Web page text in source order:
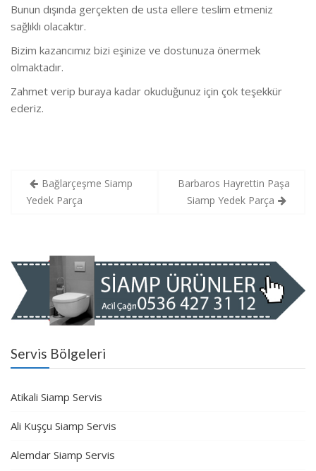
Bunun dışında gerçekten de usta ellere teslim etmeniz
sağlıklı olacaktır.
Bizim kazancımız bizi eşinize ve dostunuza önermek
olmaktadır.
Zahmet verip buraya kadar okuduğunuz için çok teşekkür
ederiz.
Yazı
gezinmesi
Bağlarçeşme Siamp
Yedek Parça
Barbaros Hayrettin Paşa
Siamp Yedek Parça
Servis Bölgeleri
Atikali Siamp Servis
Ali Kuşçu Siamp Servis
Alemdar Siamp Servis